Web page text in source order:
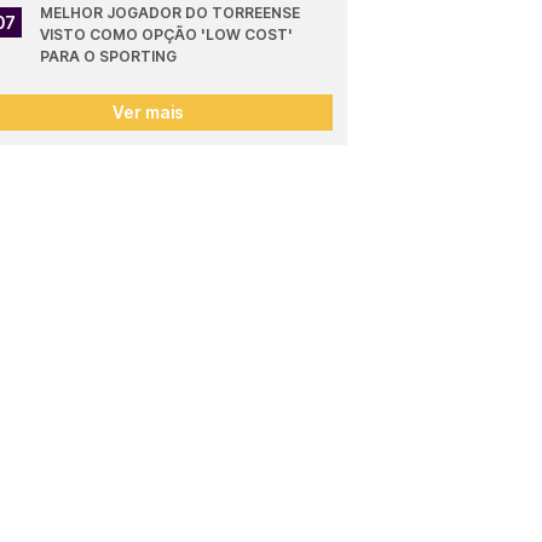
MELHOR JOGADOR DO TORREENSE
VISTO COMO OPÇÃO 'LOW COST'
PARA O SPORTING
Ver mais